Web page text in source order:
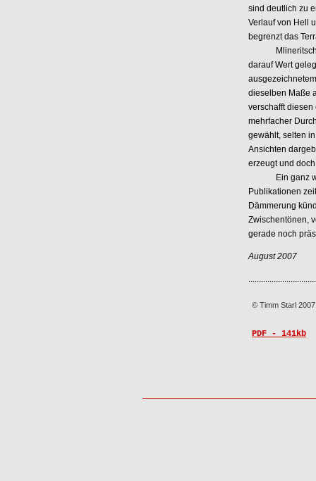
sind deutlich zu
Verlauf von Hell
begrenzt das
Mlineritsch
darauf Wert
dieselben Maße
verschafft diesen
mehrfacher
gewählt, selten
Ansichten
erzeugt und
Ein ganz
Publikationen
Dämmerung
Zwischentönen,
gerade noch
August 2007
© Timm Starl 2007
PDF - 141kb